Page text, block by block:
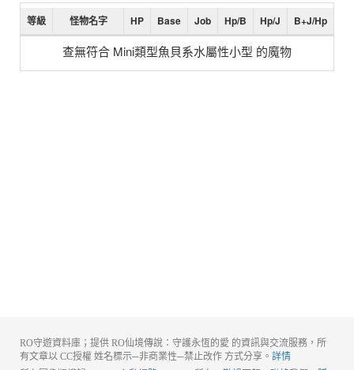
等級 怪物名字 HP Base Job Hp/B Hp/J B+J/Hp
查無符合 Mini類型魚貝系水屬性小型 的魔物
RO守遊資料庫；提供 RO仙境傳說：守護永恆的愛 的資訊與交流服務，所
有文章以 CC授權 姓名標示─非商業性─禁止改作 方式分享。 詳情